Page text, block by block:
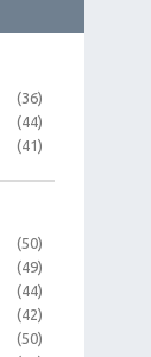
(36)
(44)
(41)
(50)
(49)
(44)
(42)
(50)